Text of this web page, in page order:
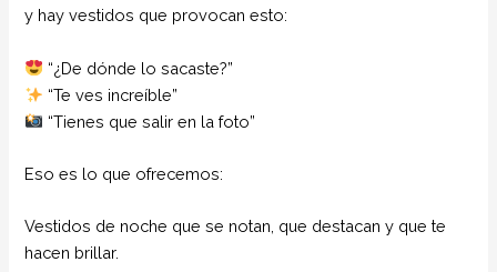
y hay vestidos que provocan esto:
“¿De dónde lo sacaste?”
“Te ves increíble”
“Tienes que salir en la foto”
Eso es lo que ofrecemos:
Vestidos de noche que se notan, que destacan y que te
hacen brillar.